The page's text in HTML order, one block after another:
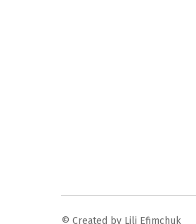
© Created by Lili Efimchuk